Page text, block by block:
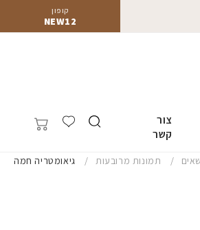
קופון
NEW12
צור
קשר
תמונות מרובעות גיאומטריה חמה